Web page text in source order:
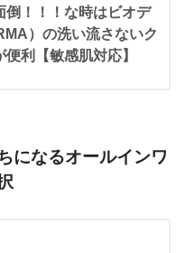
倒！！！な時はビオデ
）の洗い流さないク
利【敏感肌対応】
になるオールインワ